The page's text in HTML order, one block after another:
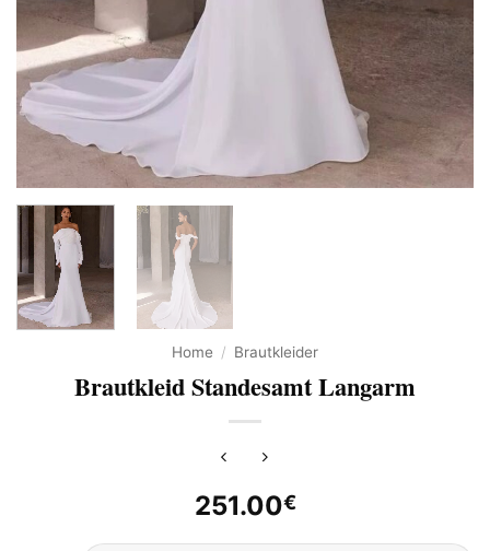
Home / Brautkleider
Brautkleid Standesamt Langarm
251.00€